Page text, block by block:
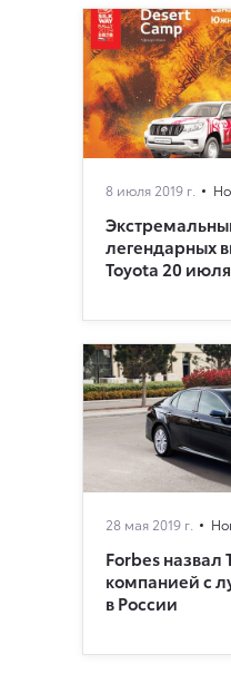
8 июля 2019 г.
легендарных
Toyota 20
28 мая 2019 г.
Forbes назвал
компанией с
в России